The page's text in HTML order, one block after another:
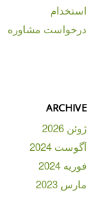
استخدام
درخواست مشاوره
ARCHIVE
ژوئن 2026
آگوست 2024
فوریه 2024
مارس 2023